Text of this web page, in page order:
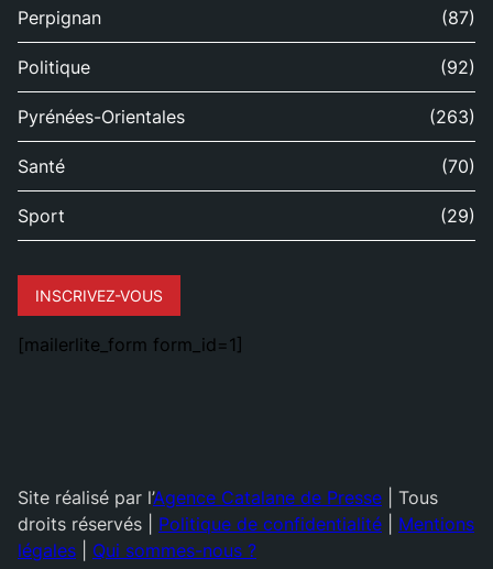
Perpignan (87)
Politique (92)
Pyrénées-Orientales (263)
Santé (70)
Sport (29)
INSCRIVEZ-VOUS
[mailerlite_form form_id=1]
Site réalisé par l’Agence Catalane de Presse | Tous
droits réservés | Politique de confidentialité
Mentions
légales
Qui sommes-nous ?